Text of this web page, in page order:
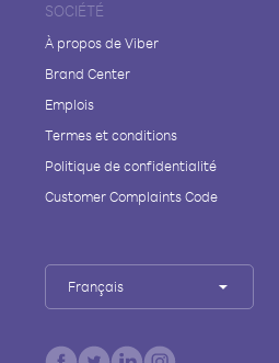
SOCIÉTÉ
À propos de Viber
Brand Center
Emplois
Termes et conditions
Politique de confidentialité
Customer Complaints Code
Français